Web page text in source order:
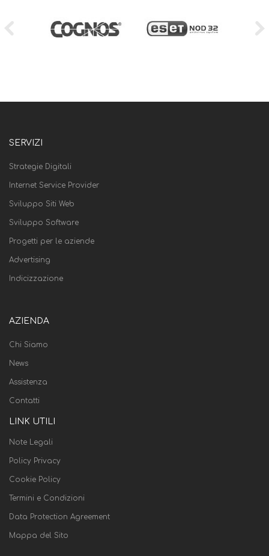
SERVIZI
Strategie Digitali
Internet Service Provider
Sviluppo Siti Web
Sviluppo Software
Progetti per le aziende
Advertising
Indicizzazione
AZIENDA
Chi Siamo
News
Assistenza
Contatti
LINK UTILI
Note Legali
Policy Privacy
Cookie Policy
Termini e Condizioni
Data Protection Agreement
Mappa del Sito